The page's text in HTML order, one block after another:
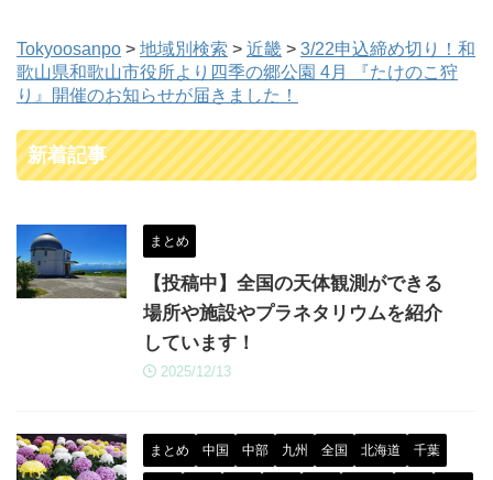
Tokyoosanpo > 地域別検索 > 近畿 > 3/22申込締め切り！和
歌山県和歌山市役所より四季の郷公園 4月 『たけのこ狩
り』開催のお知らせが届きました！
新着記事
まとめ
【投稿中】全国の天体観測ができる
場所や施設やプラネタリウムを紹介
しています！
2025/12/13
まとめ 中国 中部 九州 全国 北海道 千葉